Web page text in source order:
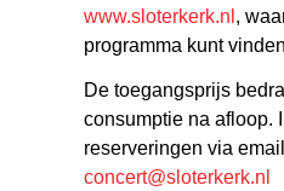
www.sloterkerk.nl ,
programma kunt
De toegangsprijs
consumptie na afloop.
reserveringen via
concert@sloterkerk.nl